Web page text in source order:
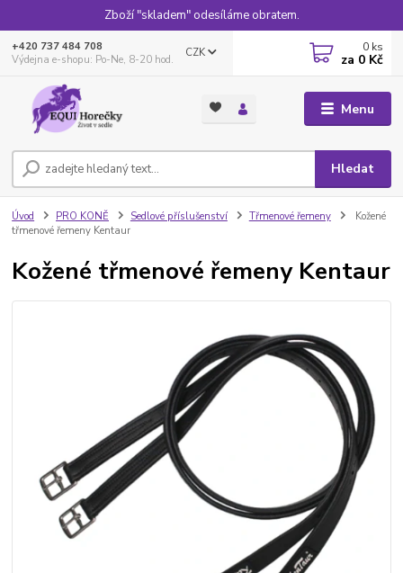
Zboží "skladem" odesíláme obratem.
Menu
CZK
Hledat
+420 737 484 708
Výdejna e-shopu: Po-Ne, 8-20 hod.
0 ks
za 0 Kč
Úvod PRO KONĚ Sedlové příslušenství Třmenové řemeny
Kožené
třmenové řemeny Kentaur
Kožené třmenové řemeny Kentaur